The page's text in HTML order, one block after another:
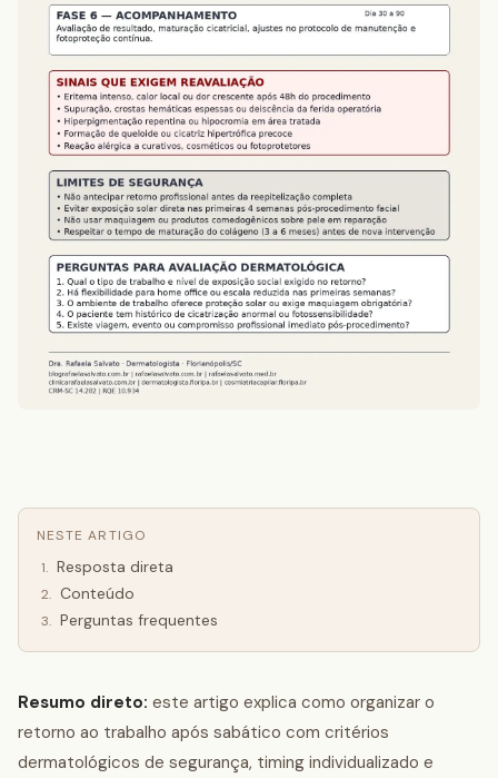
NESTE ARTIGO
1. Resposta direta
2. Conteúdo
3. Perguntas frequentes
Resumo direto: este artigo explica como organizar o
retorno ao trabalho após sabático com critérios
dermatológicos de segurança, timing individualizado e